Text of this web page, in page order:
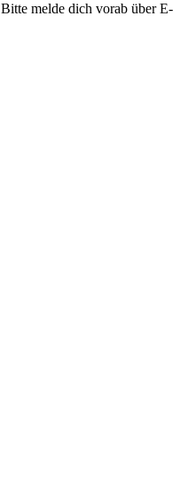
melde dich vorab über E-